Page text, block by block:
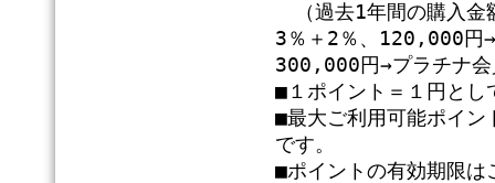
（過去1年間の購入
3％＋2％、120,000円
300,000円→プラチナ会
■１ポイント＝１円とし
■最大ご利用可能ポイン
です。
■ポイントの有効期限は